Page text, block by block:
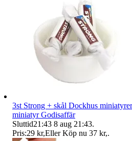
3st Strong + skål Dockhus
miniatyr Godisaffär
Sluttid21:43 8 aug 21:43.
Pris:29 kr,Eller Köp nu 37 kr,.